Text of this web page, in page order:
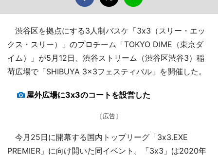
渋谷区を拠点にする3人制バスケ「3x3（スリー・エッ
クス・スリー）」のプロチーム「TOKYO DIME（東京ダ
イム）」が5月12日、渋谷ストリーム（渋谷区渋谷3）稲
荷広場で「SHIBUYA 3x3フェスティバル」を開催した。
屋外広場に3x3のコートを設営した
［広告］
今月25日に開幕する国内トップリーグ「3x3.EXE
PREMIER」に向け開いた同イベント。「3x3」は2020年